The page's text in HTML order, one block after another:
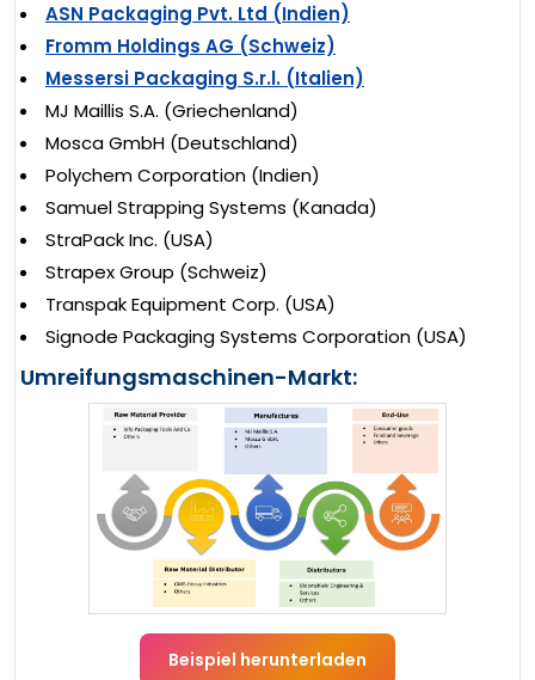
ASN Packaging Pvt. Ltd (Indien)
Fromm Holdings AG (Schweiz)
Messersi Packaging S.r.l. (Italien)
MJ Maillis S.A. (Griechenland)
Mosca GmbH (Deutschland)
Polychem Corporation (Indien)
Samuel Strapping Systems (Kanada)
StraPack Inc. (USA)
Strapex Group (Schweiz)
Transpak Equipment Corp. (USA)
Signode Packaging Systems Corporation (USA)
Umreifungsmaschinen-Markt:
Beispiel herunterladen